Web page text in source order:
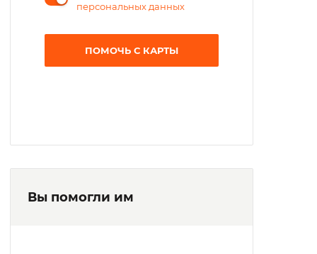
персональных данных
ПОМОЧЬ С КАРТЫ
Вы помогли им